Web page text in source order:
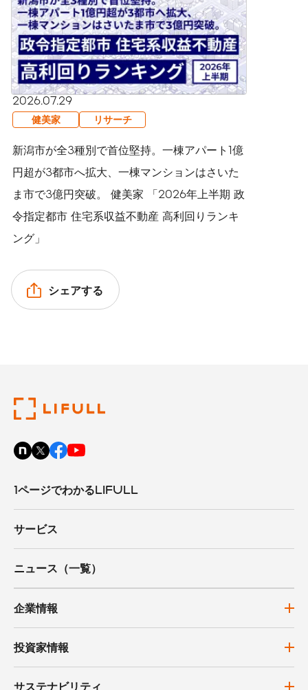
2026.07.29
健美家 リサーチ
新潟市が全3種別で首位堅持。一棟アパート1億
円超が3都市へ拡大、一棟マンションはさいた
ま市で3億円突破。 健美家 「2026年上半期 政
令指定都市 住宅系収益不動産 高利回りランキ
ング」
シェアする
1ページでわかるLIFULL
サービス
ニュース（一覧）
企業情報
投資家情報
サステナビリティ